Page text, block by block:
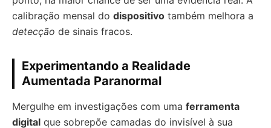
calibração mensal do dispositivo também melhora a
detecção de sinais fracos.
Experimentando a Realidade
Aumentada Paranormal
Mergulhe em investigações com uma ferramenta
digital que sobrepõe camadas do invisível à sua